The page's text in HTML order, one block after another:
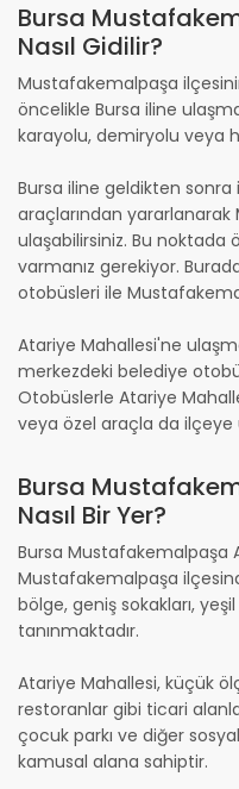
Bursa
Nasıl Gidilir?
Mustafakemalpaşa
öncelikle Bursa iline
karayolu, demiryolu veya
Bursa iline geldikten
araçlarından
ulaşabilirsiniz. Bu noktada
varmanız gerekiyor.
otobüsleri ile
Atariye Mahallesi'ne
merkezdeki belediye
Otobüslerle Atariye
veya özel araçla da ilçeye
Bursa
Nasıl Bir Yer?
Bursa Mustafakemalpaşa
Mustafakemalpaşa
bölge, geniş sokakları,
tanınmaktadır.
Atariye Mahallesi, küçük
restoranlar gibi ticari
çocuk parkı ve diğer
kamusal alana sahiptir.